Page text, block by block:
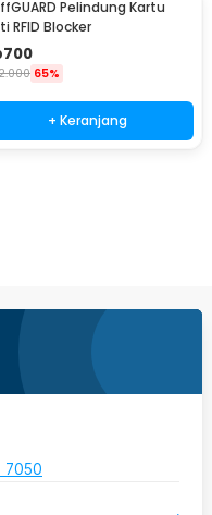
Pelindung Kartu
RFID Blocker
700
65%
+ Keranjang
7050